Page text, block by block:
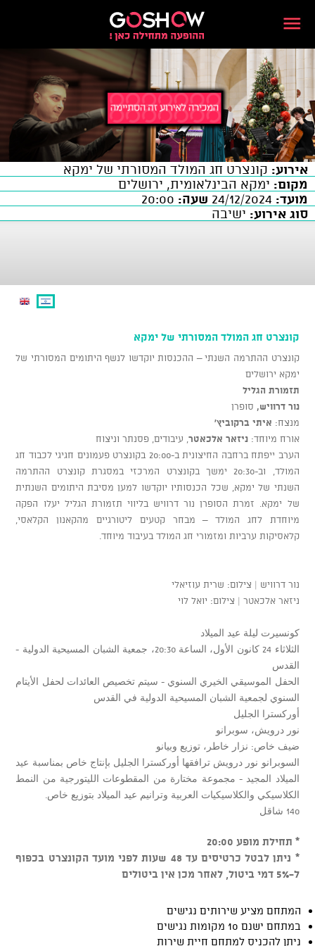
אירוע: קונצרט חג המולד המסורתי של ימקא
מקום: ימקא הבינלאומית, ירושלים
מועד:
שעה:
סוג אירוע: ישיבה
קונצרט חג המולד המסורתי של ימקא
קונצרט ההתרמה השנתי – ההכנסות יוקדשו לנשף היתומים המסורתי של
ימקא ירושלים
תזמורת הגליל
נור דרוויש, סופרן
מנצח: איתי ברקוביץ'
אורח מיוחד:ניזאר אלכאטר , עיבודים, פסנתר וניצוח
הערב ייפתח ברחבה החיצונית ב-20:00 בקונצרט פעמונים חגיגי לכבוד חג
המולד, וב-20:30 ימשך בקונצרט המרכזי במסגרת קונצרט ההתרמה
השנתי של ימקא, שכל הכנסותיו יוקדשו למען מסיבת היתומים השנתית
של ימקא. זמרת הסופרן נור דרוויש בליווי תזמורת הגליל יעלו הפקה
מיוחדת לחג המולד – מבחר קטעים ליטורגיים מהקאנון הקלאסי,
קלאסיקות ערביות ומזמורי חג המולד בעיבוד מיוחד.
נור דרוויש | צילום: שרית עוזיאלי
ניזאר אלכאטר | צילום: יואל לוי
كونسيرت ليلة عيد الميلاد
الثلاثاء 24 كانون الأول، الساعة 20:30، جمعية الشبان المسيحية الدولية -
القدس
الحفل الموسيقي الخيري السنوي - سيتم تخصيص العائدات لحفل الأيتام
السنوي لجمعية الشبان المسيحية الدولية في القدس
أوركسترا الجليل
نور درويش، سوبرانو
ضيف خاص: نزار خاطر، توزيع وبيانو
السوبرانو نور درويش ترافقها أوركسترا الجليل بإنتاج خاص بمناسبة عيد
الميلاد المجيد - مجموعة مختارة من المقطوعات الليتورجية من النمط
الكلاسيكي والكلاسيكيات العربية وترانيم عيد الميلاد بتوزيع خاص.
140 شاقل
* תחילת מופע 20:00
* ניתן לבטל כרטיסים עד 48 שעות לפני מועד הקונצרט בכפוף
ל-5% דמי ביטול, לאחר מכן אין ביטולים
המתחם מציע שירותים נגישים
במתחם ישנם 10 מקומות נגישים
ניתן להכניס למתחם חיית שירות